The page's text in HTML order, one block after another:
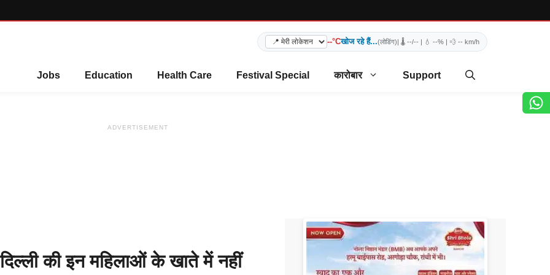
--°Cखोज रहे हैं...(लोडिंग)| 🌡️ --/-- | 💧 --% | 💨 -- km/h
Jobs Education Health Care Festival Special कारोबार Support
ADVERTISEMENT
की इन महिलाओं के खाते में नहीं